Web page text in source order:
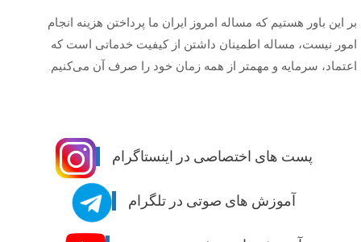
بر این باور هستیم که مساله امروز ایران ما پرداختن هزینه انجام
امور نیست، مساله اطمینان داشتن از کیفیت خدماتی است که
اعتماد، سرمایه و مهمتر از همه زمان خود را صرف آن می‌کنیم.
پست های اختصاصی در اینستاگرام
آموزش های صوتی در تلگرام